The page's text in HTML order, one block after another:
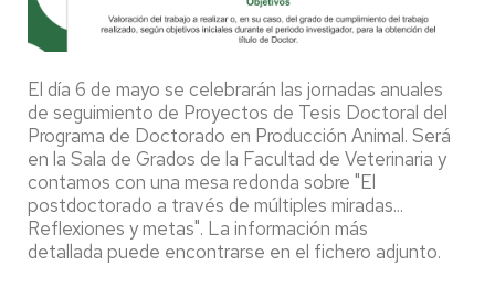
El día 6 de mayo se celebrarán las jornadas anuales
de seguimiento de Proyectos de Tesis Doctoral del
Programa de Doctorado en Producción Animal. Será
en la Sala de Grados de la Facultad de Veterinaria y
contamos con una mesa redonda sobre "El
postdoctorado a través de múltiples miradas...
Reflexiones y metas". La información más
detallada puede encontrarse en el fichero adjunto.